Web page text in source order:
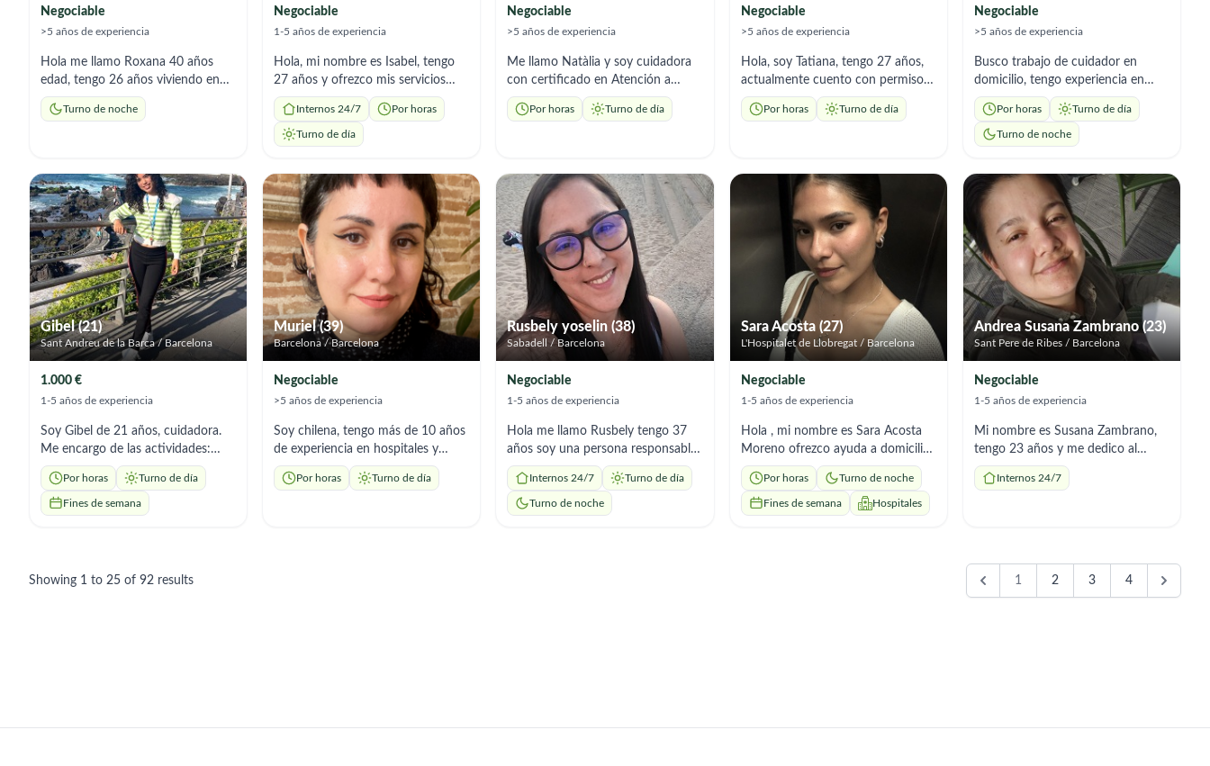
Negociable
>5 años de experiencia
Hola me llamo Roxana 40 años
edad, tengo 26 años viviendo en
España. Tengo mucha experiencia
de cuidadora. Tengo el título de
la noche. Se cocinar platos
españoles o dieta específica según
nutriciónista. Tengo buen manejo
en general de una casa
Turno de noche
Negociable
1-5 años de experiencia
Hola, mi nombre es Isabel, tengo
27 años y ofrezco mis servicios
como cuidadora de adultos
mayores. Soy responsable,
paciente y atenta, y tengo
cuidado general. Me encanta
brindar apoyo con cariño y
respeto, y estoy disponible para
adaptarme a las necesidades de
cada persona.
Internos 24/7 Por horas
Turno de día
Negociable
>5 años de experiencia
Me llamo Natàlia y soy cuidadora
con certificado en Atención a
personas dependientes. Tengo
experiencia, también, en las
por mi trabajo. Ofrezco cuidado y
acompañamiento, labores
domésticas necesarias, ayuda en
AVD y atención personalizada. Soy
bilingüe.
Por horas Turno de día
Negociable
>5 años de experiencia
Hola, soy Tatiana, tengo 27 años,
actualmente cuento con permiso
de trabajo y residencia en España,
soy de profesión auxiliar de
preparación de comidas. Soy
responsable, empática y me
adapto a los horarios que
Por horas Turno de día
Negociable
>5 años de experiencia
Busco trabajo de cuidador en
domicilio, tengo experiencia en
cuidado de personas mayores con;
alzheimer, diabetes, movilidad
reducida,soy serio y responsable
hora fin de semana. Zona de
trabajo Valles Oriental. Jornadas
minimas de 4h.
Por horas Turno de día
Turno de noche
Gibel (21)
Sant Andreu de la Barca / Barcelona
1.000 €
1-5 años de experiencia
Soy Gibel de 21 años, cuidadora.
Me encargo de las actividades:
higiene personal, preparación de
comidas adaptadas, control de
citas médicas y medicamentos. Soy
personas diabéticas y Alzheimer).
Por horas Turno de día
Fines de semana
Muriel (39)
Barcelona / Barcelona
Negociable
>5 años de experiencia
Soy chilena, tengo más de 10 años
de experiencia en hospitales y
centros de salud primaria en Chile.
Me dedico al cuidado de personas
Por horas Turno de día
Rusbely yoselin (38)
Sabadell / Barcelona
Negociable
1-5 años de experiencia
Hola me llamo Rusbely tengo 37
años soy una persona responsable,
puntual, respetuosa y organizada
con vocación para el cuidado de
adultos mayores. Brindo apoyo en
Internos 24/7 Turno de día
Turno de noche
Sara Acosta (27)
L'Hospitalet de Llobregat / Barcelona
Negociable
1-5 años de experiencia
Hola , mi nombre es Sara Acosta
Moreno ofrezco ayuda a domicilio
de acompañamiento, tareas del
hogar , preparación de comidas y
administración de medicamentos
Por horas Turno de noche
Fines de semana Hospitales
Andrea Susana Zambrano (23)
Sant Pere de Ribes / Barcelona
Negociable
1-5 años de experiencia
Mi nombre es Susana Zambrano,
tengo 23 años y me dedico al
cuidado y acompañamiento de
personas mayores. Soy
Internos 24/7
Showing 1 to 25 of 92 results 1 2 3 4